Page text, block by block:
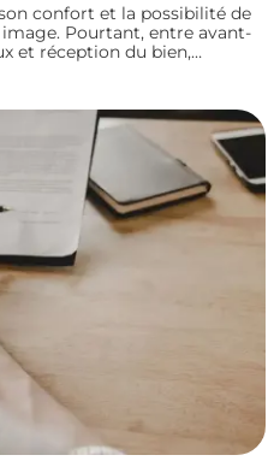
confort et la possibilité de
Pourtant, entre avant-
et réception du bien,
de cette démarche.